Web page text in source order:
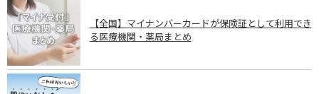
【全国】マイナンバーカードが保険証として利用でき
る医療機関・薬局まとめ